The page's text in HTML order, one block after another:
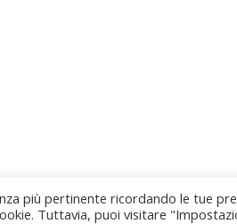
più pertinente ricordando le tue
Tuttavia, puoi visitare